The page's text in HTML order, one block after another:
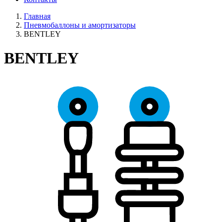
Главная
Пневмобаллоны и амортизаторы
BENTLEY
BENTLEY